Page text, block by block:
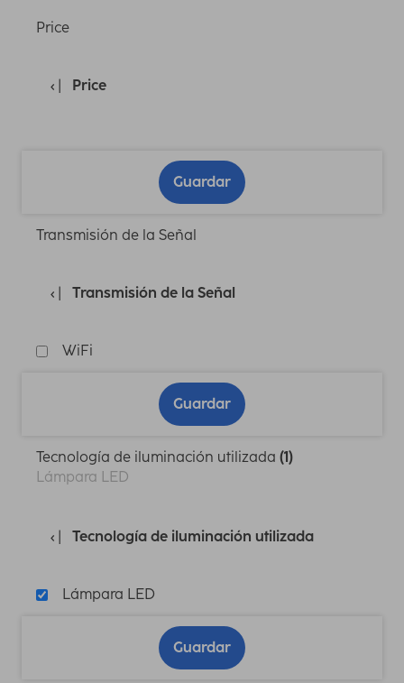
Price
Price
Guardar
Transmisión de la Señal
Transmisión de la Señal
WiFi
Guardar
Tecnología de iluminación utilizada (1)
Lámpara LED
Tecnología de iluminación utilizada
Lámpara LED
Guardar